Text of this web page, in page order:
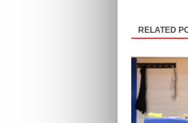
RELATED